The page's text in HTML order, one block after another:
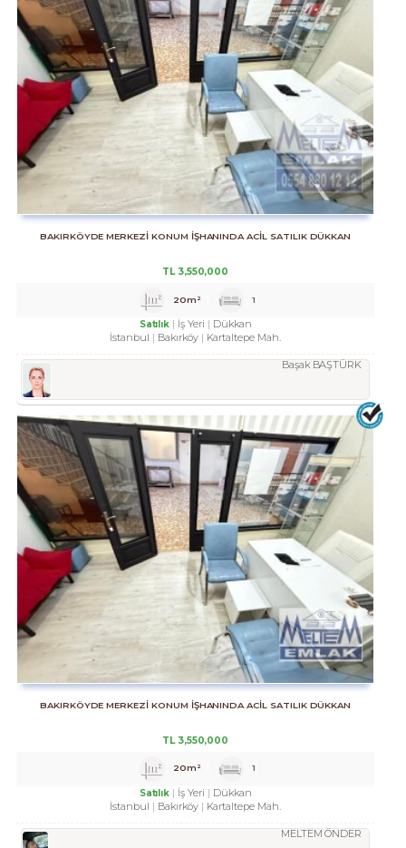
BAKIRKÖYDE MERKEZİ KONUM İŞHANINDA ACİL SATILIK DÜKKAN
TL3,550,000
20m² 1
Satılık İş Yeri
Dükkan
İstanbul
Bakırköy Kartaltepe Mah.
Başak BAŞTÜRK
BAKIRKÖYDE MERKEZİ KONUM İŞHANINDA ACİL SATILIK DÜKKAN
TL3,550,000
20m² 1
Satılık İş Yeri
Dükkan
İstanbul
Bakırköy Kartaltepe Mah.
MELTEM ÖNDER